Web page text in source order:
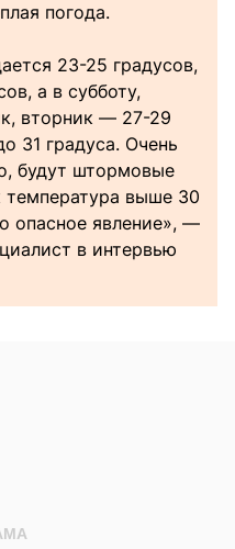
погода.
23-25 градусов,
а в субботу,
вторник — 27-29
31 градуса. Очень
будут штормовые
температура выше 30
опасное явление», —
в интервью